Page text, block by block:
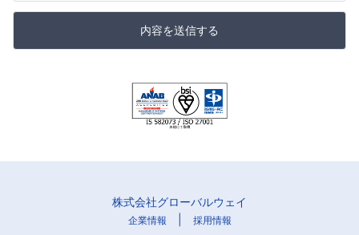
内容を送信する
株式会社グローバルウェイ
企業情報 採用情報